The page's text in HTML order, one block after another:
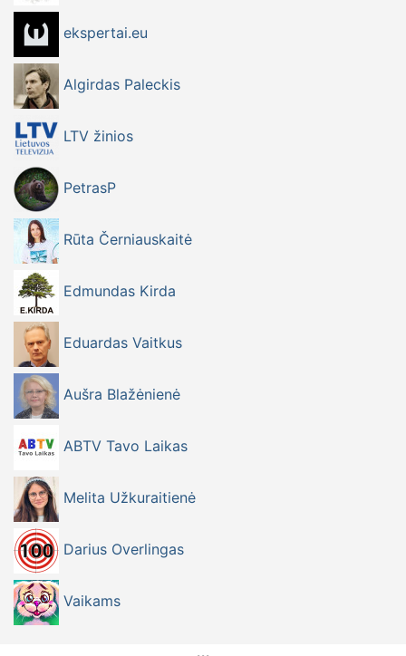
ekspertai.eu
Algirdas Paleckis
LTV žinios
PetrasP
Rūta Černiauskaitė
Edmundas Kirda
Eduardas Vaitkus
Aušra Blažėnienė
ABTV Tavo Laikas
Melita Užkuraitienė
Darius Overlingas
Vaikams